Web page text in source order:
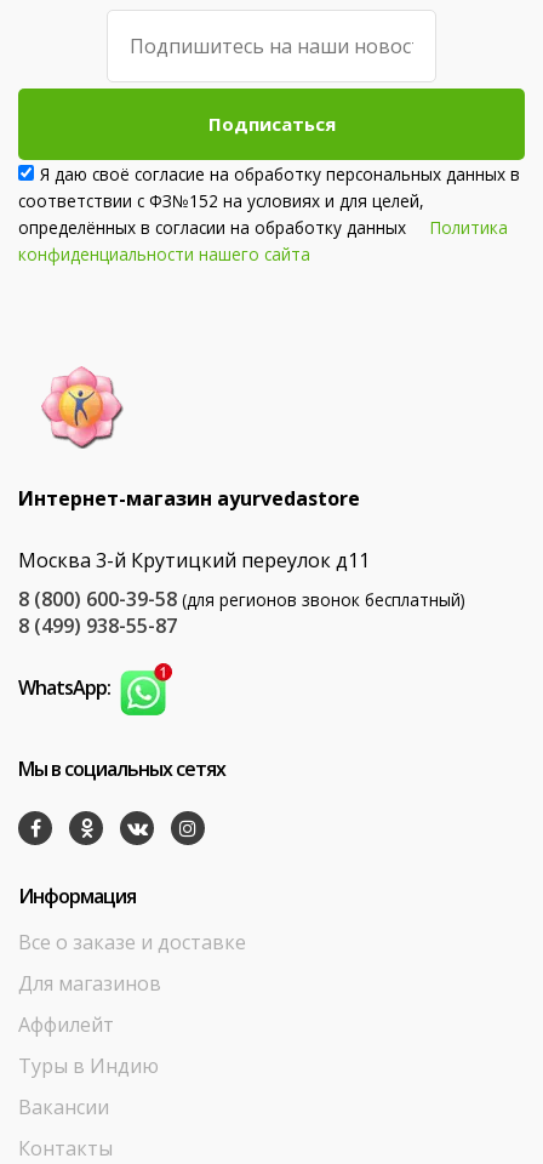
Подписаться
Я даю своё согласие на обработку персональных данных в
соответствии с ФЗ№152 на условиях и для целей,
определённых в согласии на обработку данных Политика
конфиденциальности нашего сайта
Интернет-магазин ayurvedastore
Москва 3-й Крутицкий переулок д11
8 (800) 600-39-58 (для регионов звонок бесплатный)
8 (499) 938-55-87
WhatsApp:
Мы в социальных сетях
Информация
Все о заказе и доставке
Для магазинов
Аффилейт
Туры в Индию
Вакансии
Контакты